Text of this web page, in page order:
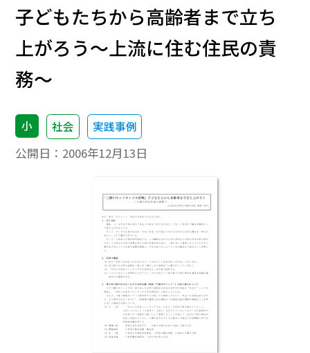
子どもたちから高齢者まで立ち
上がろう～上流に住む住民の責
務～
小 社会 実践事例
公開日： 2006年12月13日